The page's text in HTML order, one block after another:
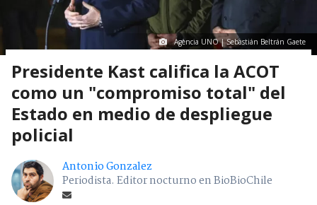
Agencia UNO | Sebastián Beltrán Gaete
Presidente Kast califica la ACOT
como un "compromiso total" del
Estado en medio de despliegue
policial
Antonio Gonzalez
Periodista. Editor nocturno en BioBioChile